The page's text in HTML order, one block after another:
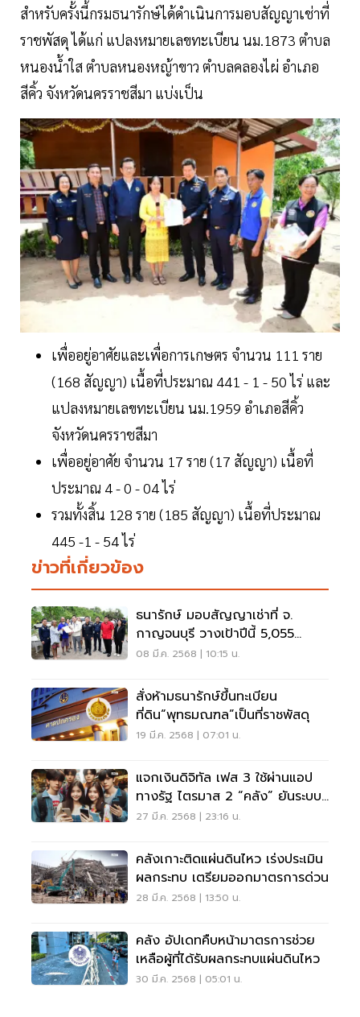
สำหรับครั้งนี้กรมธนารักษ์ได้ดำเนินการมอบสัญญาเช่าที่
ราชพัสดุ ได้แก่ แปลงหมายเลขทะเบียน นม.1873 ตำบล
หนองน้ำใส ตำบลหนองหญ้าขาว ตำบลคลองไผ่ อำเภอ
สีคิ้ว จังหวัดนครราชสีมา แบ่งเป็น
เพื่ออยู่อาศัยและเพื่อการเกษตร จำนวน 111 ราย
(168 สัญญา) เนื้อที่ประมาณ 441 - 1 - 50 ไร่ และ
แปลงหมายเลขทะเบียน นม.1959 อำเภอสีคิ้ว
จังหวัดนครราชสีมา
เพื่ออยู่อาศัย จำนวน 17 ราย (17 สัญญา) เนื้อที่
ประมาณ 4 - 0 - 04 ไร่
รวมทั้งสิ้น 128 ราย (185 สัญญา) เนื้อที่ประมาณ
445 -1 - 54 ไร่
ข่าวที่เกี่ยวข้อง
ธนารักษ์ มอบสัญญาเช่าที่ จ.
กาญจนบุรี วางเป้าปีนี้ 5,055
สัญญา
08 มี.ค. 2568 | 10:15 น.
สั่งห้ามธนารักษ์ขึ้นทะเบียน
ที่ดิน“พุทธมณฑล”เป็นที่ราชพัสดุ
19 มี.ค. 2568 | 07:01 น.
แจกเงินดิจิทัล เฟส 3 ใช้ผ่านแอป
ทางรัฐ ไตรมาส 2 “คลัง” ยันระบบ
เสถียร
27 มี.ค. 2568 | 23:16 น.
คลังเกาะติดแผ่นดินไหว เร่งประเมิน
ผลกระทบ เตรียมออกมาตรการด่วน
28 มี.ค. 2568 | 13:50 น.
คลัง อัปเดทคืบหน้ามาตรการช่วย
เหลือผู้ที่ได้รับผลกระทบแผ่นดินไหว
30 มี.ค. 2568 | 05:01 น.